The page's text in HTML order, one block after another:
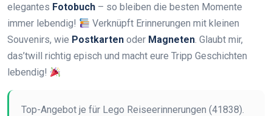
elegantes Fotobuch – so bleiben die besten Momente
immer lebendig!
Verknüpft Erinnerungen mit kleinen
Souvenirs, wie Postkarten oder Magneten. Glaubt mir,
das’twill richtig episch und macht eure Tripp Geschichten
lebendig!
Top-Angebot je für Lego Reiseerinnerungen (41838).